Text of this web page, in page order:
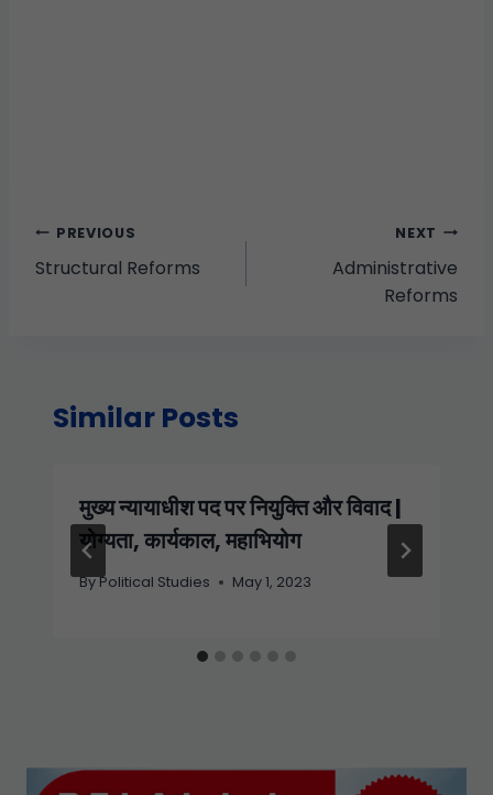
PREVIOUS
Structural Reforms
NEXT
Administrative
Reforms
Similar Posts
मुख्य न्यायाधीश पद पर नियुक्ति और विवाद |
योग्यता, कार्यकाल, महाभियोग
ByPolitical Studies May 1, 2023